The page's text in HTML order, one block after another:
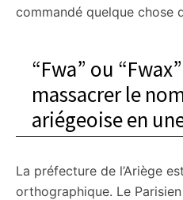
commandé quelque chose
“Fwa” ou
massacrer le
ariégeoise en
La préfecture de l’Ariège
orthographique. Le